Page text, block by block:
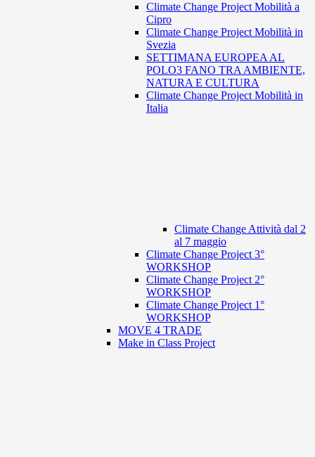
Climate Change Project Mobilità a
Cipro
Climate Change Project Mobilità in
Svezia
SETTIMANA EUROPEA AL
POLO3 FANO TRA AMBIENTE,
NATURA E CULTURA
Climate Change Project Mobilità in
Italia
Climate Change Attività dal 2
al 7 maggio
Climate Change Project 3°
WORKSHOP
Climate Change Project 2°
WORKSHOP
Climate Change Project 1°
WORKSHOP
MOVE 4 TRADE
Make in Class Project